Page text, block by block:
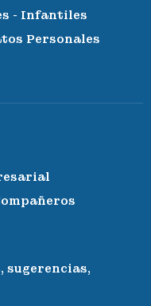
- Infantiles
Personales
sugerencias,